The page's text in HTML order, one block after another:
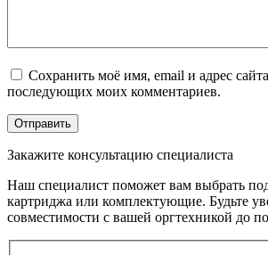
Сохранить моё имя, email и адрес
последующих моих комментариев.
Закажите консультацию специалиста
Наш специалист поможет вам выбрать
картриджа или комплектующие. Будьте
совместимости с вашей оргтехникой до